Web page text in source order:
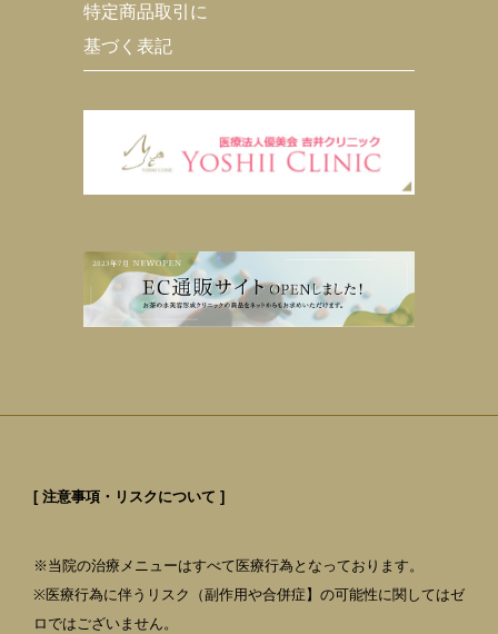
特定商品取引に
基づく表記
[ 注意事項・リスクについて ]
※当院の治療メニューはすべて医療行為となっております。
※医療行為に伴うリスク（副作用や合併症】の可能性に関してはゼ
ロではございません。